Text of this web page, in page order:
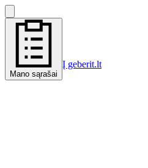
Mano sąrašai
Į geberit.lt